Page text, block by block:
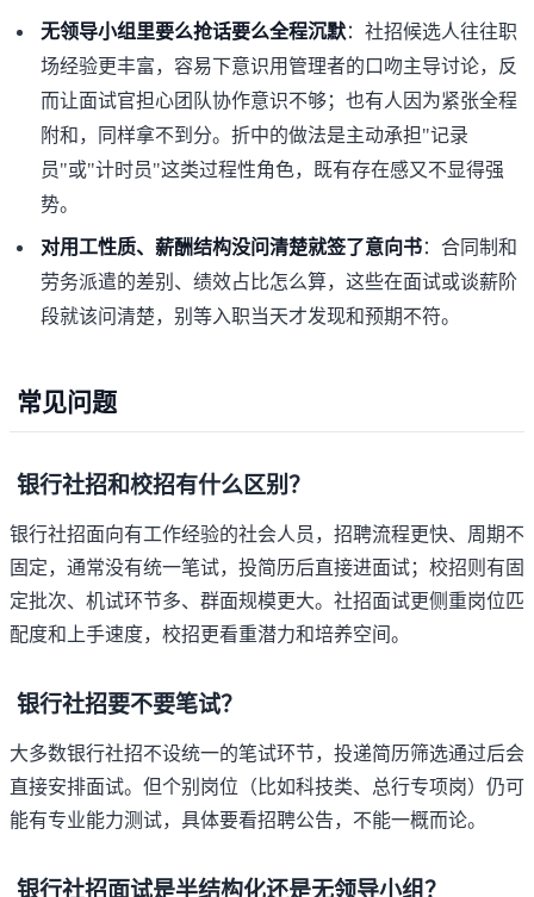
无领导小组里要么抢话要么全程沉默：社招候选人往往职
场经验更丰富，容易下意识用管理者的口吻主导讨论，反
而让面试官担心团队协作意识不够；也有人因为紧张全程
附和，同样拿不到分。折中的做法是主动承担"记录
员"或"计时员"这类过程性角色，既有存在感又不显得强
势。
对用工性质、薪酬结构没问清楚就签了意向书：合同制和
劳务派遣的差别、绩效占比怎么算，这些在面试或谈薪阶
段就该问清楚，别等入职当天才发现和预期不符。
常见问题
银行社招和校招有什么区别？
银行社招面向有工作经验的社会人员，招聘流程更快、周期不
固定，通常没有统一笔试，投简历后直接进面试；校招则有固
定批次、机试环节多、群面规模更大。社招面试更侧重岗位匹
配度和上手速度，校招更看重潜力和培养空间。
银行社招要不要笔试？
大多数银行社招不设统一的笔试环节，投递简历筛选通过后会
直接安排面试。但个别岗位（比如科技类、总行专项岗）仍可
能有专业能力测试，具体要看招聘公告，不能一概而论。
银行社招面试是半结构化还是无领导小组？